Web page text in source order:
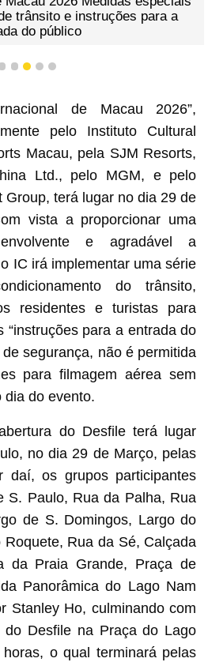
trânsito e instruções para a
do público
1 2 3 4 5
de Macau 2026”,
pelo Instituto Cultural
Macau, pela SJM Resorts,
Ltd., pelo MGM, e pelo
Group, terá lugar no dia 29 de
vista a proporcionar uma
e agradável a
IC irá implementar uma série
do trânsito,
residentes e turistas para
“instruções para a entrada do
segurança, não é permitida
para filmagem aérea sem
dia do evento.
do Desfile terá lugar
no dia 29 de Março, pelas
daí, os grupos participantes
S. Paulo, Rua da Palha, Rua
de S. Domingos, Largo do
Roquete, Rua da Sé, Calçada
da Praia Grande, Praça de
Panorâmica do Lago Nam
Stanley Ho, culminando com
do Desfile na Praça do Lago
o qual terminará pelas